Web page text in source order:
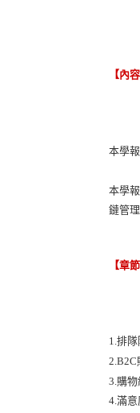
【內
本學
本學
鏈管
【章
1.排
2.B2C
3.購
4.滿